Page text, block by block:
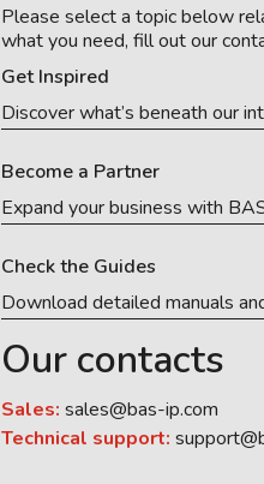
Please select a topic below
what you need, fill out our
Get Inspired
Discover what’s beneath our
Become a Partner
Expand your business with
Check the Guides
Download detailed manuals
Our contacts
Sales: sales@bas-ip.com
Technical support: